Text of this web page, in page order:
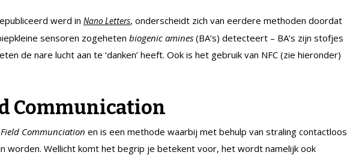
werd in Nano Letters, onderscheidt zich van eerdere methoden doordat
sensoren zogeheten biogenic amines (BA’s) detecteert – BA’s zijn stofjes
de nare lucht aan te ‘danken’ heeft. Ook is het gebruik van NFC (zie hieronder)
Communication
Communciation en is een methode waarbij met behulp van straling contactloos
worden. Wellicht komt het begrip je betekent voor, het wordt namelijk ook